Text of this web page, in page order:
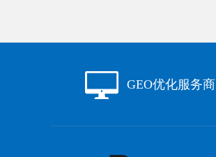
GEO优化服务商